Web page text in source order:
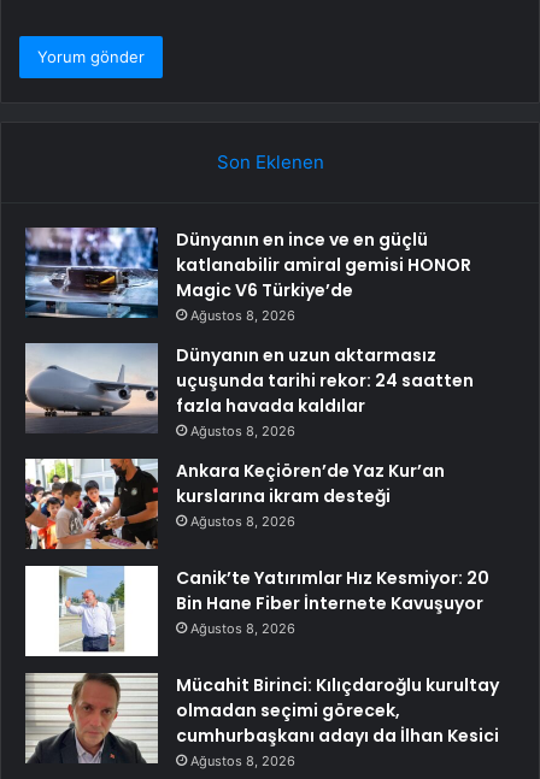
Son Eklenen
Dünyanın en ince ve en güçlü
katlanabilir amiral gemisi HONOR
Magic V6 Türkiye’de
Ağustos 8, 2026
Dünyanın en uzun aktarmasız
uçuşunda tarihi rekor: 24 saatten
fazla havada kaldılar
Ağustos 8, 2026
Ankara Keçiören’de Yaz Kur’an
kurslarına ikram desteği
Ağustos 8, 2026
Canik’te Yatırımlar Hız Kesmiyor: 20
Bin Hane Fiber İnternete Kavuşuyor
Ağustos 8, 2026
Mücahit Birinci: Kılıçdaroğlu kurultay
olmadan seçimi görecek,
cumhurbaşkanı adayı da İlhan Kesici
Ağustos 8, 2026